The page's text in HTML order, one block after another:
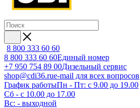
8 800 333 60 60
8 800 333 60 60Единый номер
+7 950 754 89 00Дизельный сервис
shop@cdi36.rue-mail для всех вопросов
График работыПн - Пт: с 9.00 до 19.00
Сб - с 10.00 до 17.00
Вс: - выходной